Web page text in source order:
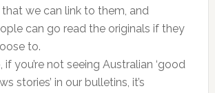
we can link to them, and
can go read the originals if they
to.
if you’re not seeing Australian ‘good
stories’ in our bulletins, it’s